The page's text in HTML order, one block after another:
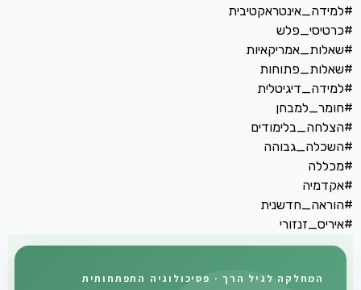
#למידה_אינטראקטיבית
#כרטיסי_פלש
#שאלות_אמריקאיות
#שאלות_פתוחות
#למידה_דיגיטלית
#חומר_למבחן
#הצלחה_בלימודים
#השכלה_גבוהה
#מכללה
#אקדמיה
#הוראה_חדשנית
#איריס_זנזורי
המחלקה לגיל הרך · פסיכולוגיה התפתחותית